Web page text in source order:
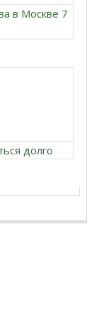
в Москве 7
долго